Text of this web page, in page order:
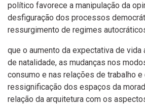
político favorece a manipulação da
desfiguração dos processos
ressurgimento de regimes
que o aumento da expectativa de vida
de natalidade, as mudanças nos
consumo e nas relações de trabalho
ressignificação dos espaços da
relação da arquitetura com os